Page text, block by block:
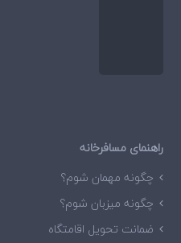
راهنمای مسافرخانه
چگونه مهمان شوم؟
چگونه میزبان شوم؟
ضمانت تحویل اقامتگاه